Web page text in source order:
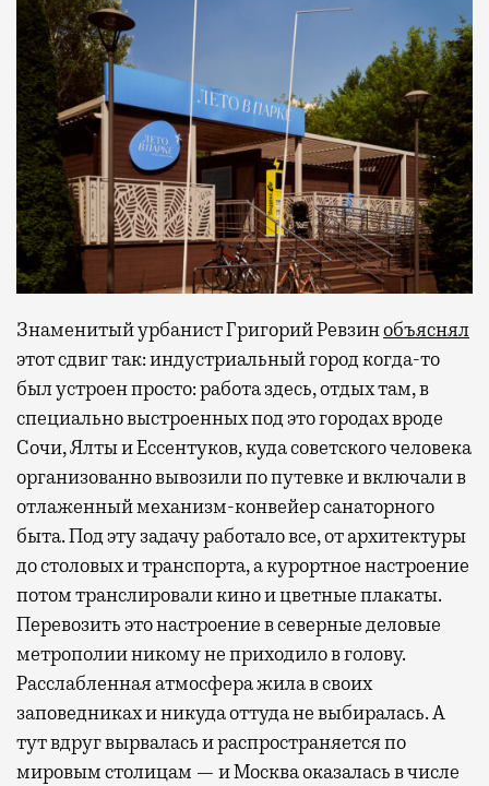
Знаменитый урбанист Григорий Ревзинобъяснял
этот сдвиг так: индустриальный город когда-то
был устроен просто: работа здесь, отдых там, в
специально выстроенных под это городах вроде
Сочи, Ялты и Ессентуков, куда советского человека
организованно вывозили по путевке и включали в
отлаженный механизм-конвейер санаторного
быта. Под эту задачу работало все, от архитектуры
до столовых и транспорта, а курортное настроение
потом транслировали кино и цветные плакаты.
Перевозить это настроение в северные деловые
метрополии никому не приходило в голову.
Расслабленная атмосфера жила в своих
заповедниках и никуда оттуда не выбиралась. А
тут вдруг вырвалась и распространяется по
мировым столицам — и Москва оказалась в числе